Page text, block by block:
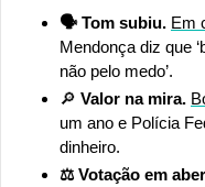
🗣️ Tom subiu. Em
Mendonça diz que
não pelo medo’.
🔎 Valor na mira.
um ano e Polícia
dinheiro.
⚖️ Votação em